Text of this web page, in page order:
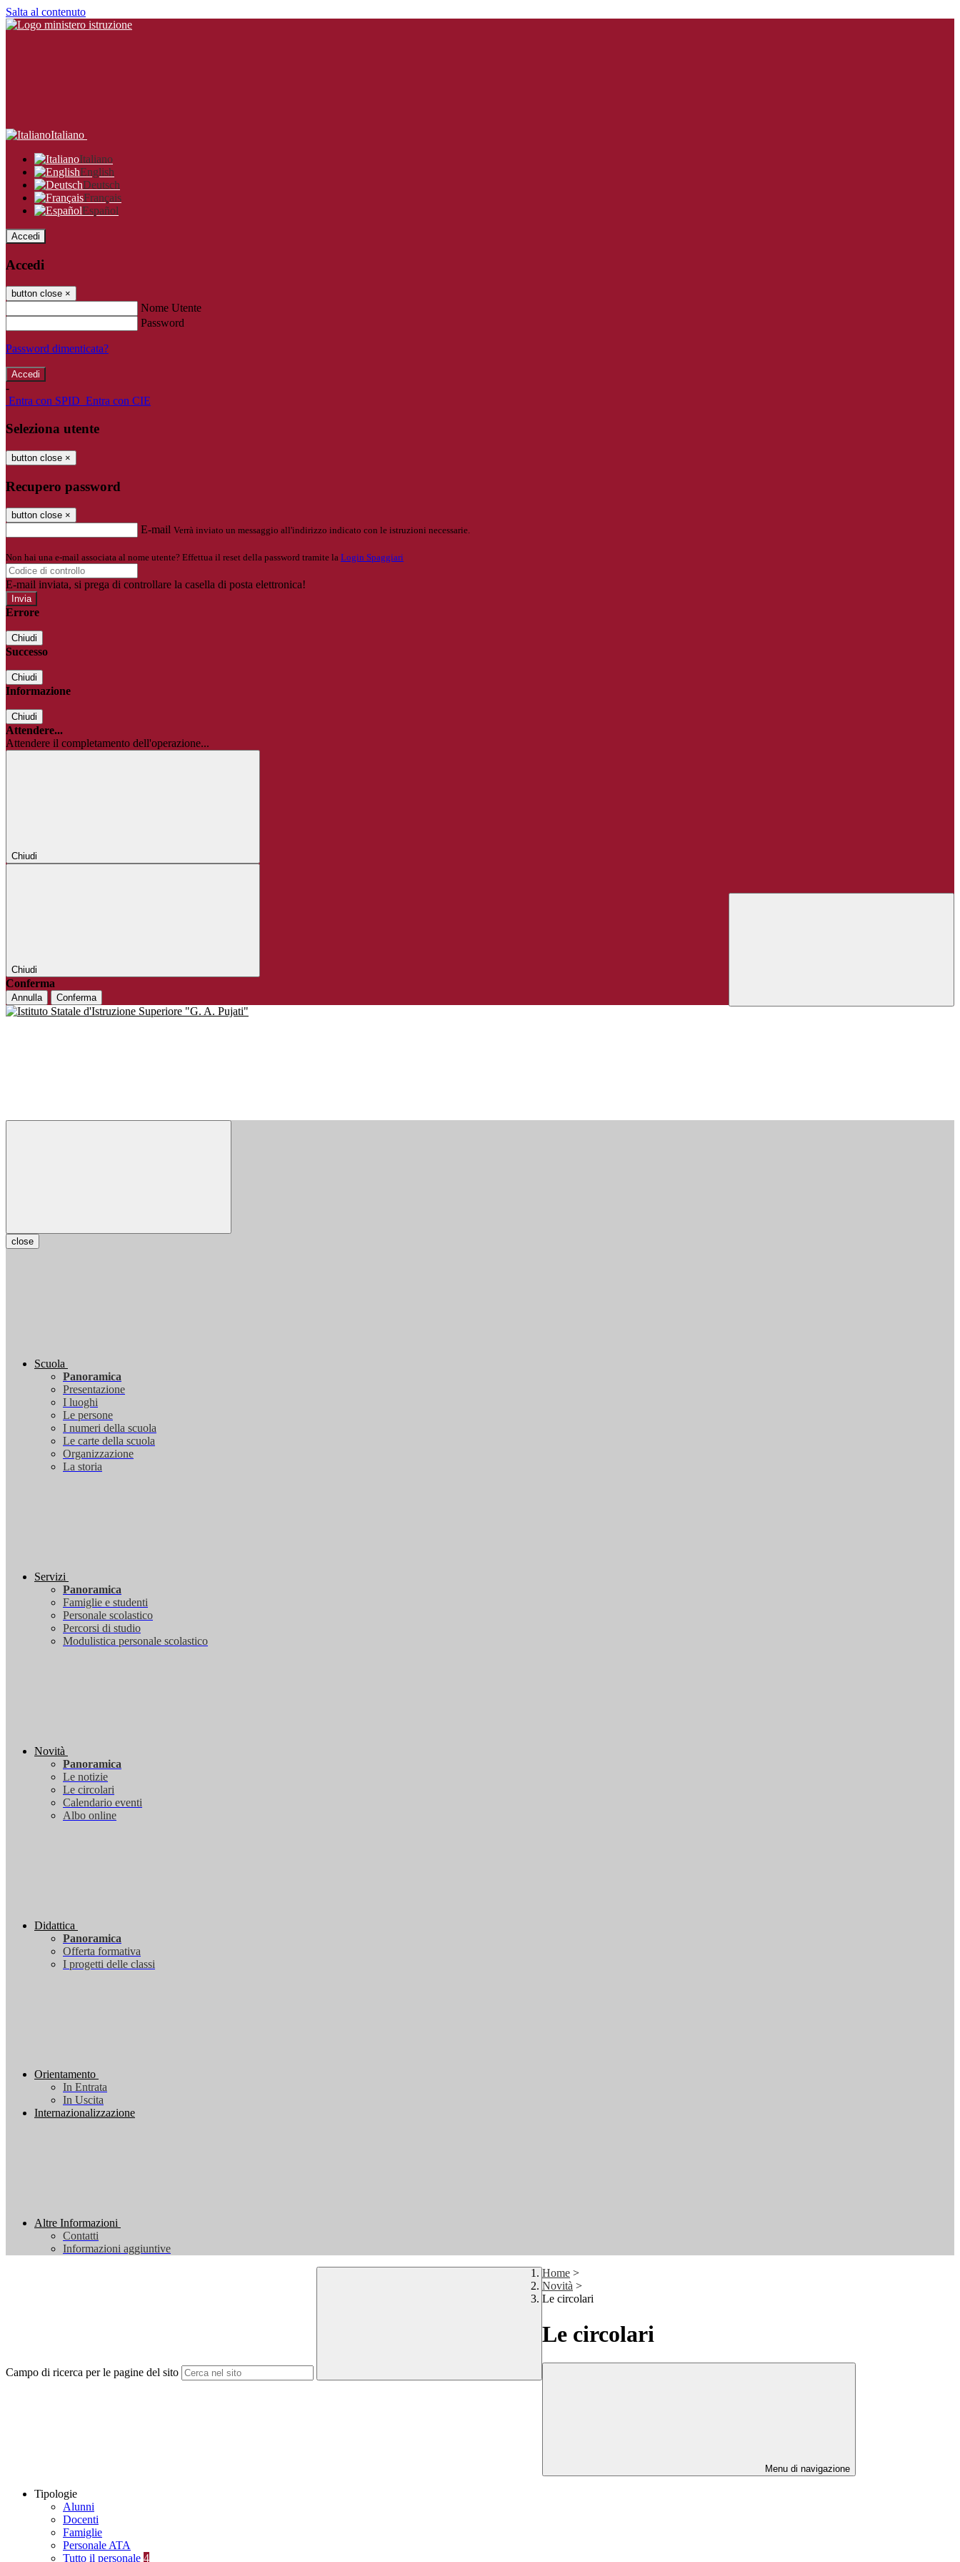
Salta al contenuto
Italiano
Italiano
English
Deutsch
Français
Español
Accedi
Accedi
button close ×
Nome Utente
Password
Password dimenticata?
-
Entra con SPID Entra con CIE
Seleziona utente
button close ×
Recupero password
button close ×
E-mail Verrà inviato un messaggio all'indirizzo indicato con le istruzioni necessarie.
Non hai una e-mail associata al nome utente? Effettua il reset della password tramite la Login Spaggiari
E-mail inviata, si prega di controllare la casella di posta elettronica!
Errore
Chiudi
Successo
Chiudi
Informazione
Chiudi
Attendere...
Attendere il completamento dell'operazione...
Chiudi
Chiudi
Conferma
Annulla Conferma
close
Scuola
Panoramica
Presentazione
I luoghi
Le persone
I numeri della scuola
Le carte della scuola
Organizzazione
La storia
Servizi
Panoramica
Famiglie e studenti
Personale scolastico
Percorsi di studio
Modulistica personale scolastico
Novità
Panoramica
Le notizie
Le circolari
Calendario eventi
Albo online
Didattica
Panoramica
Offerta formativa
I progetti delle classi
Orientamento
In Entrata
In Uscita
Internazionalizzazione
Altre Informazioni
Contatti
Informazioni aggiuntive
Campo di ricerca per le pagine del sito
Home >
Novità >
Le circolari
Le circolari
Menu di navigazione
Tipologie
Alunni
Docenti
Famiglie
Personale ATA
Tutto il personale 4